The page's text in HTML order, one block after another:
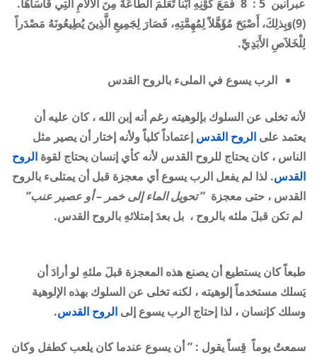
عبرانين 5 : 8 فَمَعَ كَوْنِهِ ابْناً تَعَلَّمَ الطَّاعَةَ مِنَ الآلاَمِ الَّتِي قَاسَاهَا.
(9)وَبِذلِكَ، أَصْبَحَ مُؤَهَّلاً لِمُهِمَّتِهِ، فَصَارَ لِجَمِيعِ الَّذِينَ يُطِيعُونَهُ مَصْدَراً
لِلْخَلاَصِ الأَبَدِيِّ.
الرب يسوع في الملىء بالروح القدس
لأنه تخلى عن السلوك بإلوهيته رغم أنه إبن الله ، كان عليه أن
يعتمد على الروح القدس إعتماداً كلياً ولأنه إختار أن يصير مثل
الناس ، كان يحتاج للروح القدس لأنه كأي إنسان يحتاج لقوة الروح
القدس. لذا لم يفعل الرب يسوع أي معجزة قبل أن يمتلىء بالروح
القدس ، حتى معجزة ”تحويل الماء إلى خمر – أو عصير عنب”
لم تكن قبلَ ملئه بالروح ، بل بعدَ إمتلائهِ بالروح القدس.
طبعاً كان يستطيع أن يصنع هذه المعجزة قبلَ ملئهِ لو أرادَ أن
يَسلك مستخدماً إلوهيته ، لكنه تخلى عن السلوك بهذه الإلوهية
وسلك كإنسان ، لذا إحتاج الرب يسوع إلى الروح القدس.
سمعتُ يوماً قِساً يقول : ” أن يسوع عندما كان يلعب كطفل وكان